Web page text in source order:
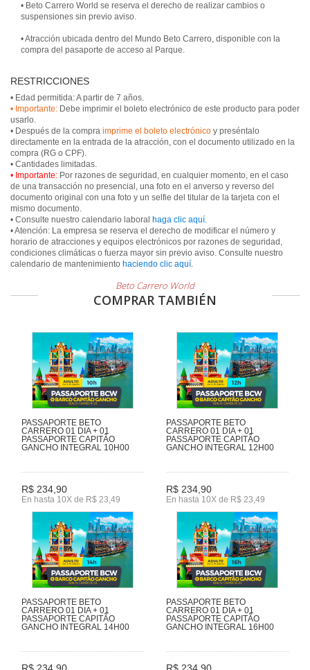
• Beto Carrero World se reserva el derecho de realizar cambios o
suspensiones sin previo aviso.
• Atracción ubicada dentro del Mundo Beto Carrero, disponible con la
compra del pasaporte de acceso al Parque.
RESTRICCIONES
• Importante: Debe imprimir el boleto electrónico de este producto para poder
usarlo.
• Después de la compra imprime el boleto electrónico y preséntalo
directamente en la entrada de la atracción, con el documento utilizado en la
compra (RG o CPF).
• Importante: Por razones de seguridad, en cualquier momento, en el caso
de una transacción no presencial, una foto en el anverso y reverso del
documento original con una foto y un selfie del titular de la tarjeta con el
mismo documento.
• Consulte nuestro calendario laboral haga clic aquí.
• Atención: La empresa se reserva el derecho de modificar el número y
horario de atracciones y equipos electrónicos por razones de seguridad,
condiciones climáticas o fuerza mayor sin previo aviso. Consulte nuestro
calendario de mantenimiento haciendo clic aquí.
Beto Carrero World
COMPRAR TAMBIÉN
PASSAPORTE BETO
CARRERO 01 DIA + 01
PASSAPORTE CAPITÃO
GANCHO INTEGRAL 10H00
R$ 234,90
En hasta 10X de R$ 23,49
PASSAPORTE BETO
CARRERO 01 DIA + 01
PASSAPORTE CAPITÃO
GANCHO INTEGRAL 12H00
R$ 234,90
En hasta 10X de R$ 23,49
PASSAPORTE BETO
CARRERO 01 DIA + 01
PASSAPORTE CAPITÃO
GANCHO INTEGRAL 14H00
PASSAPORTE BETO
CARRERO 01 DIA + 01
PASSAPORTE CAPITÃO
GANCHO INTEGRAL 16H00